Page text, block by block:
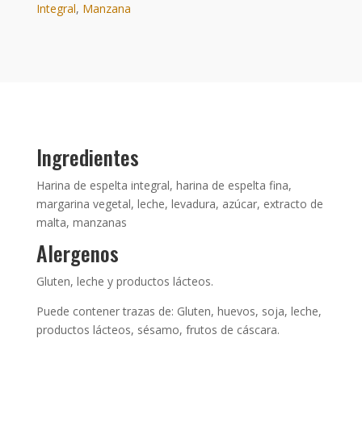
Integral, Manzana
Ingredientes
Harina de espelta integral, harina de espelta fina,
margarina vegetal, leche, levadura, azúcar, extracto de
malta, manzanas
Alergenos
Gluten, leche y productos lácteos.
Puede contener trazas de: Gluten, huevos, soja, leche,
productos lácteos, sésamo, frutos de cáscara.